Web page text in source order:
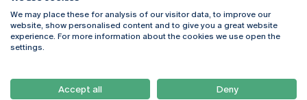
Rua Diogo Botelho 1327
4169-005 Porto
+351 226 196 240
Campus Online
Webmail
Como Chegar
Newsletter
We may place these for analysis of our visitor data, to improve our
website, show personalised content and to give you a great website
experience. For more information about the cookies we use open the
settings.
Accept all Deny